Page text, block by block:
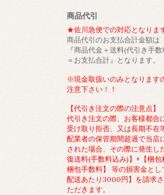
商品代引
★佐川急便での対応となりま
商品代引のお支払合計金額は
『商品代金＋送料(代引き手
＝お支払合計』となります。
※現金取扱いのみとなります
注意下さい！！
【代引き注文の際の注意点】
代引き注文の際、お客様都合
受け取り拒否、又は長期不在
配業者の保管期間超過で当店
された場合、その際に発生し
復送料(手数料込み)】+【梱包
梱包手数料】 等の損害金とし
配送あたり3000円】を請求
ただきます。